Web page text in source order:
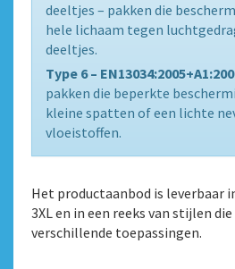
deeltjes – pakken die
hele lichaam tegen
deeltjes.
Type 6 –
pakken die beperkte
kleine spatten of een lichte
vloeistoffen.
Het productaanbod is leverbaar
3XL en in een reeks van stijlen
verschillende toepassingen.